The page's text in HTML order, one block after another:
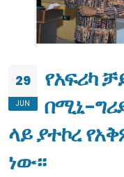
29
JUN
የአፍሪካ
በሚኒ-
ላይ ያተኮረ
ነው።